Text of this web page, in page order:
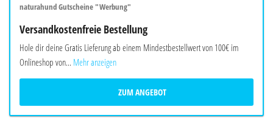
naturahund Gutscheine "Werbung"
Versandkostenfreie Bestellung
Hole dir deine Gratis Lieferung ab einem Mindestbestellwert von 100€ im
Onlineshop von... Mehr anzeigen
ZUM ANGEBOT